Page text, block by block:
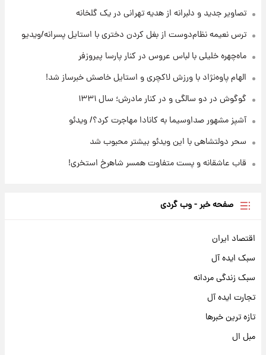
شوید+ فیلم
۲۱ ساعت پیش
تصاویر جدید و دلبرانه از هدیه تهرانی در یک گلخانه
ترس نعیمه نظام‌دوست از بغل کردن دختری با استایل پسرانه/ویدیو
ماه‌چهره خلیلی با لباس عروس در کنار پارسا پیروزفر
الهام پاوه‌نژاد با ورزش لاکچری و استایل خاصش خبرساز شد!
گوگوش در دو سالگی و در کنار مادرش؛ سال ۱۳۳۱
آشپز مشهور صداوسیما به کانادا مهاجرت کرد؟/ ویدئو
سحر دولتشاهی با این ویدئو بیشتر محبوب شد
قاب عاشقانه و پست متفاوت همسر شاهرخ استخری!
صفحه خبر - وب گردی
اقتصاد ایران
سبک ایده آل
سبک زندگی مردانه
تجارت ایده آل
تازه ترین خبرها
مبل ال